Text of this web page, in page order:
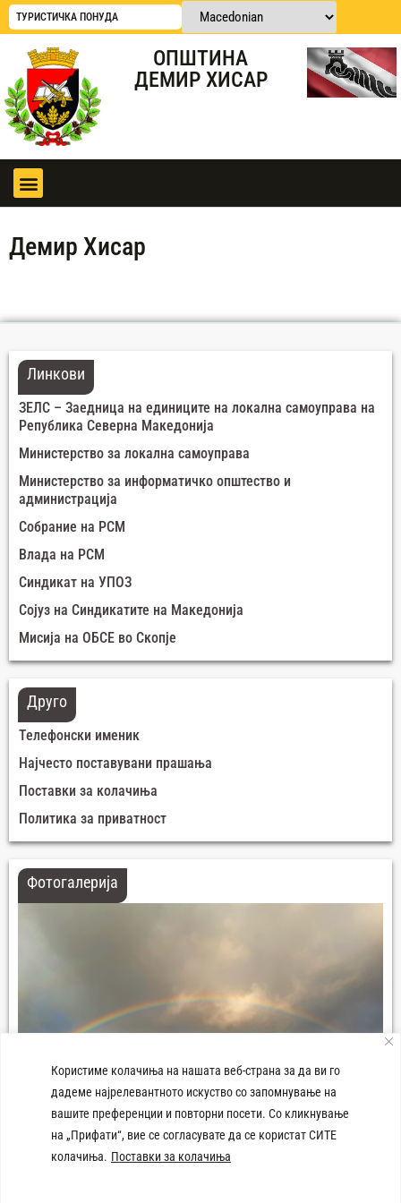
Користиме колачиња на нашата веб-страна за да ви го
дадеме најрелевантното искуство со запомнување на
вашите преференции и повторни посети. Со кликнување
на „Прифати“, вие се согласувате да се користат СИТЕ
колачиња. Поставки за колачиња
ТУРИСТИЧКА ПОНУДА
ОПШТИНА
ДЕМИР ХИСАР
Демир Хисар
Линкови
ЗЕЛС – Заедница на единиците на локална самоуправа на
Република Северна Македонија
Министерство за локална самоуправа
Министерство за информатичко општество и
администрација
Собрание на РСМ
Влада на РСМ
Синдикат на УПОЗ
Сојуз на Синдикатите на Македонија
Мисија на ОБСЕ во Скопје
Друго
Телефонски именик
Најчесто поставувани прашања
Поставки за колачиња
Политика за приватност
Фотогалерија